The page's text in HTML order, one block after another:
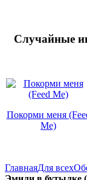
Случайные
Покорми меня
Me)
ГлавнаяДля всех